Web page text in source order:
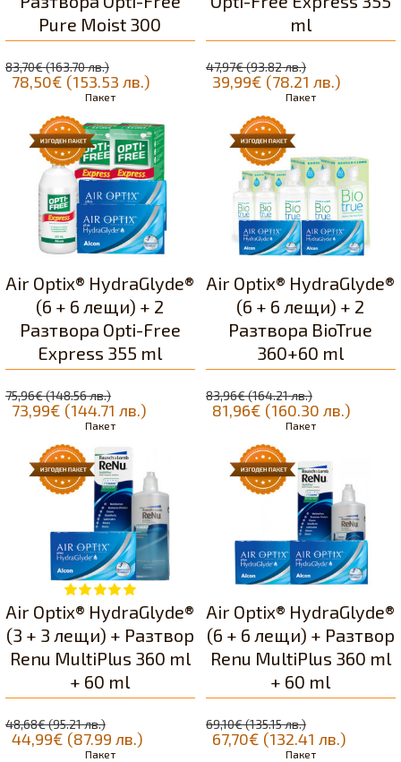
Pure Moist 300
78,50€ (153.53 лв.)
83,70€ (163.70 лв.)
Пакет
ml
39,99€ (78.21 лв.)
47,97€ (93.82 лв.)
Пакет
Air Optix® HydraGlyde®
(6 + 6 лещи) + 2
Разтвора Opti-Free
Express 355 ml
73,99€ (144.71 лв.)
75,96€ (148.56 лв.)
Пакет
Air Optix® HydraGlyde®
(6 + 6 лещи) + 2
Разтворa BioTrue
360+60 ml
81,96€ (160.30 лв.)
83,96€ (164.21 лв.)
Пакет
Air Optix® HydraGlyde®
(3 + 3 лещи) + Разтвор
Renu MultiPlus 360 ml
+ 60 ml
44,99€ (87.99 лв.)
48,68€ (95.21 лв.)
Пакет
Air Optix® HydraGlyde®
(6 + 6 лещи) + Разтвор
Renu MultiPlus 360 ml
+ 60 ml
67,70€ (132.41 лв.)
69,10€ (135.15 лв.)
Пакет